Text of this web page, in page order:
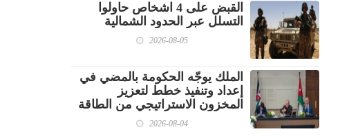
القبض على 4 اشخاص حاولوا
التسلل عبر الحدود الشمالية
2026-08-05
الملك يوجّه الحكومة بالمضي في
إعداد وتنفيذ خطط لتعزيز
المخزون الاستراتيجي من الطاقة
2026-08-04